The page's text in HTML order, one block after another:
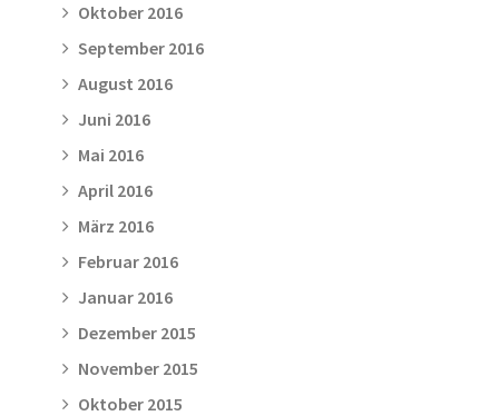
Oktober 2016
September 2016
August 2016
Juni 2016
Mai 2016
April 2016
März 2016
Februar 2016
Januar 2016
Dezember 2015
November 2015
Oktober 2015